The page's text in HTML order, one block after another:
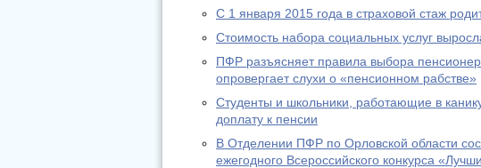
С 1 января 2015 года в страховой стаж
Стоимость набора социальных услуг
ПФР разъясняет правила выбора
опровергает слухи о «пенсионном рабстве»
Студенты и школьники, работающие в
доплату к пенсии
В Отделении ПФР по Орловской области
ежегодного Всероссийского конкурса